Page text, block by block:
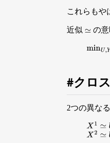
これらもや
近似 ≃ の
minU,
クロ
2つの異な
X1≃U
X2≃U